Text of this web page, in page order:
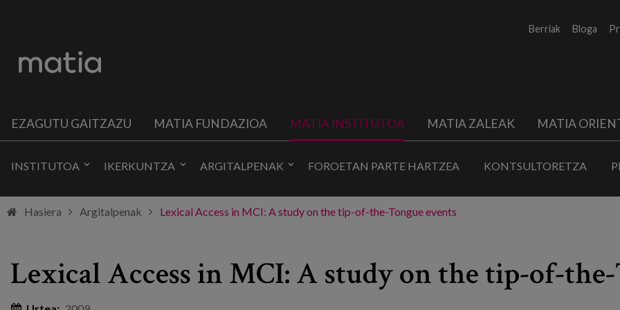
Berriak Bloga
EZAGUTU GAITZAZU MATIA FUNDAZIOA MATIA INSTITUTOA MATIA ZALEAK MATIA
INSTITUTOA IKERKUNTZA ARGITALPENAK FOROETAN PARTE HARTZEA KONTSULTORETZA
Hasiera Argitalpenak Lexical Access in MCI: A study on the tip-of-the-Tongue events
Lexical Access in MCI: A study on the tip-of-